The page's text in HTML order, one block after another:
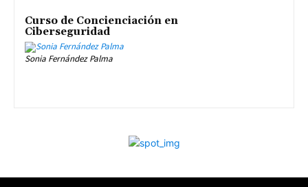
Curso de Concienciación en
Ciberseguridad
Sonia Fernández Palma